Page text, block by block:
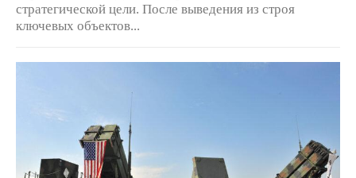
стратегической цели. После выведения из строя
ключевых объектов...